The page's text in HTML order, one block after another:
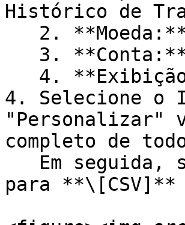
Histórico de
4. Selecione o
"Personalizar"
completo de
para